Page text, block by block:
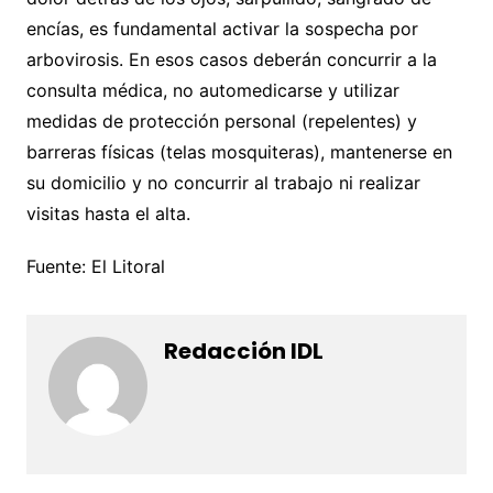
encías, es fundamental activar la sospecha por
arbovirosis. En esos casos deberán concurrir a la
consulta médica, no automedicarse y utilizar
medidas de protección personal (repelentes) y
barreras físicas (telas mosquiteras), mantenerse en
su domicilio y no concurrir al trabajo ni realizar
visitas hasta el alta.
Fuente: El Litoral
Redacción IDL